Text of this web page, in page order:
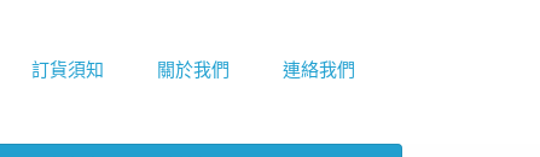
訂貨須知 關於我們 連絡我們